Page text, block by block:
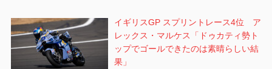
イギリスGP スプリントレース4位 ア
レックス・マルケス「ドゥカティ勢ト
ップでゴールできたのは素晴らしい結
果」